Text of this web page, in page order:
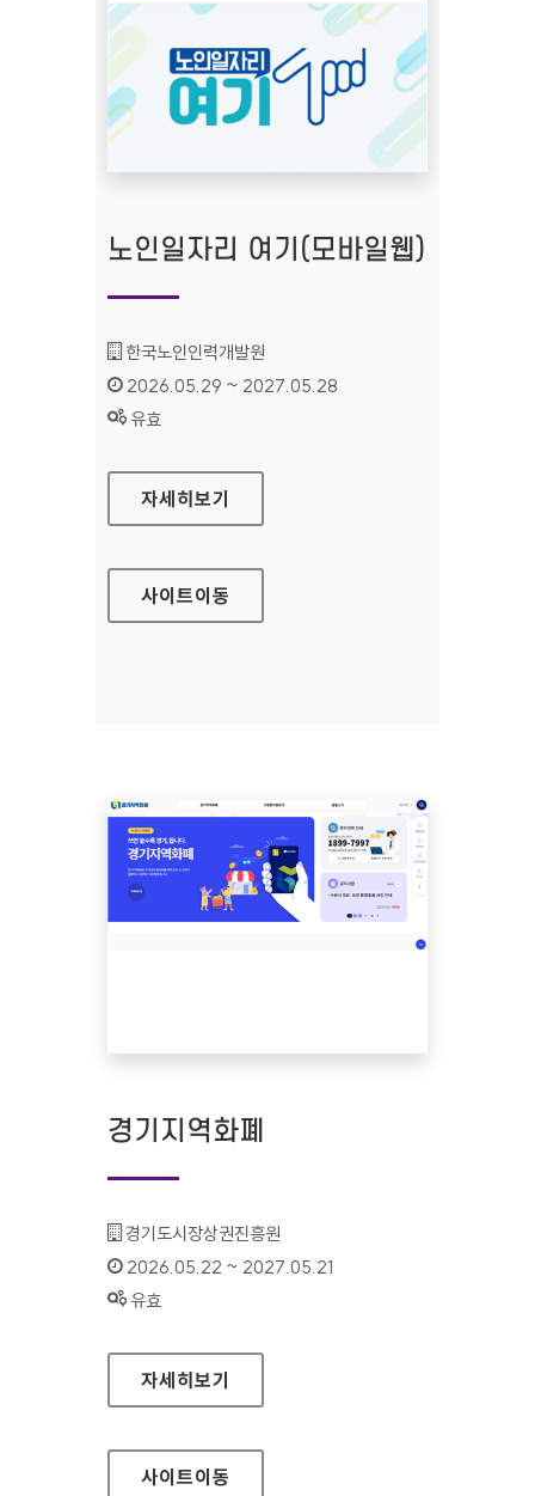
노인일자리 여기(모바일웹)
기관명 :
한국노인인력개발원
인증기간 :
2026.05.29 ~ 2027.05.28
상태 :
유효
노인일자리 여기(모바일웹)
자세히보기
사이트이동
경기지역화폐
기관명 :
경기도시장상권진흥원
인증기간 :
2026.05.22 ~ 2027.05.21
상태 :
유효
경기지역화폐
자세히보기
사이트이동